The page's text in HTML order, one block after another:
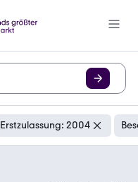
Erstzulassung: 2004